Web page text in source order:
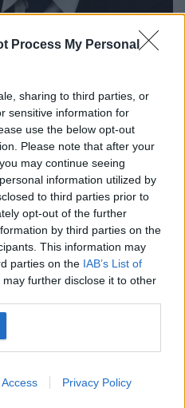
Process My Personal
sharing to third parties, or
sensitive information for
use the below opt-out
Please note that after your
may continue seeing
information utilized by
to third parties prior to
opt-out of the further
by third parties on the
This information may
parties on the IAB’s List of
may further disclose it to other
Privacy Policy
dezvăluit ce i-a
înainte să moară.
era supărat pe fiul
la moartea
iar conflictul
artistului nu s-a
Dolănescu a